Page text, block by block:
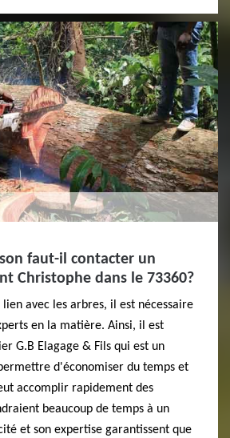
faut-il contacter un
Christophe dans le 73360?
avec les arbres, il est nécessaire
en la matière. Ainsi, il est
G.B Elagage & Fils qui est un
d'économiser du temps et
accomplir rapidement des
beaucoup de temps à un
et son expertise garantissent que